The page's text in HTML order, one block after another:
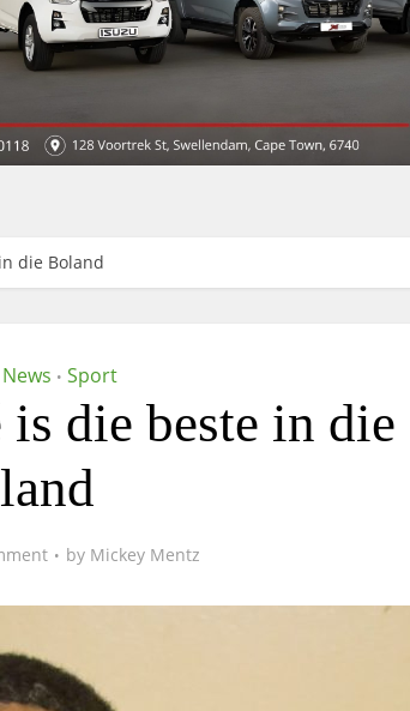
die Boland
News • Sport
die beste in die
by Mickey Mentz